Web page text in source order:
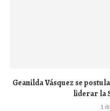
Geanilda Vásquez se
liderar la
1